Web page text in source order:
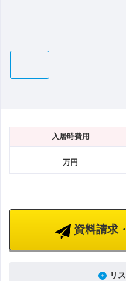
入居時費用
万円
資料請求
リ